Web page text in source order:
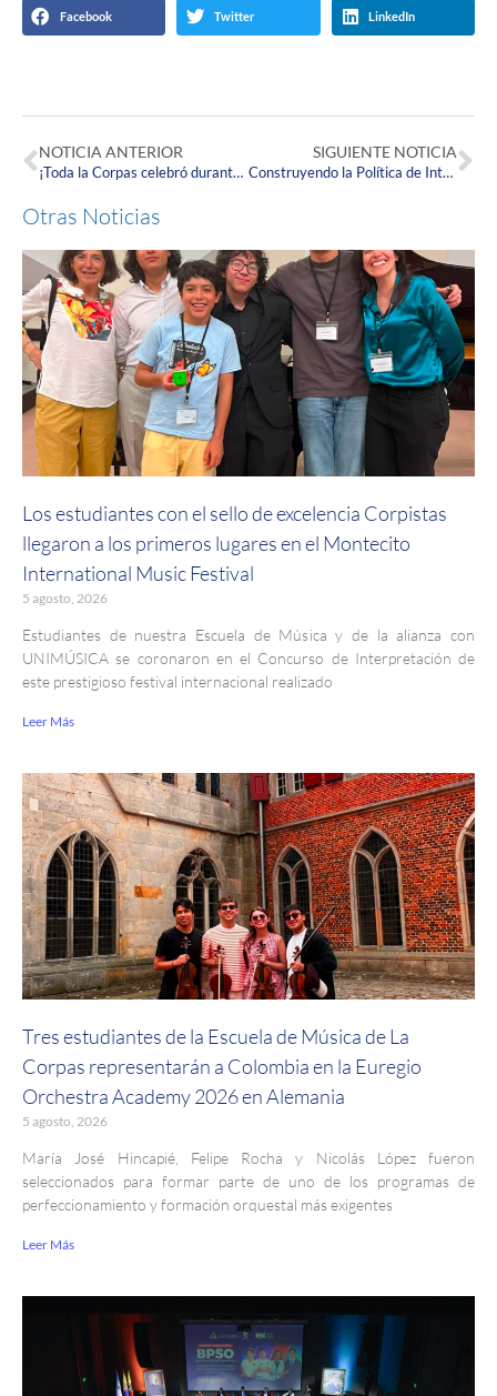
Facebook Twitter LinkedIn
NOTICIA ANTERIOR
¡Toda la Corpas celebró durante la Semana de Puertas Abiertas!
SIGUIENTE NOTICIA
Construyendo la Política de Internacionalización Corpista
Otras Noticias
Los estudiantes con el sello de excelencia Corpistas
llegaron a los primeros lugares en el Montecito
International Music Festival
5 agosto, 2026
Estudiantes de nuestra Escuela de Música y de la alianza con
UNIMÚSICA se coronaron en el Concurso de Interpretación de
este prestigioso festival internacional realizado
Leer Más
Tres estudiantes de la Escuela de Música de La
Corpas representarán a Colombia en la Euregio
Orchestra Academy 2026 en Alemania
5 agosto, 2026
María José Hincapié, Felipe Rocha y Nicolás López fueron
seleccionados para formar parte de uno de los programas de
perfeccionamiento y formación orquestal más exigentes
Leer Más